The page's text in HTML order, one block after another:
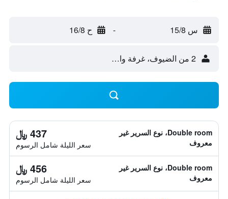
س 15/8 - ح 16/8
2 من الضيوف، غرفة واحدة
Double room، نوع السرير غير
معروف
437 ﷼
سعر الليلة شامل الرسوم
Double room، نوع السرير غير
معروف
456 ﷼
سعر الليلة شامل الرسوم